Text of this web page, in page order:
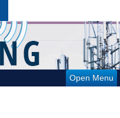
Open Menu